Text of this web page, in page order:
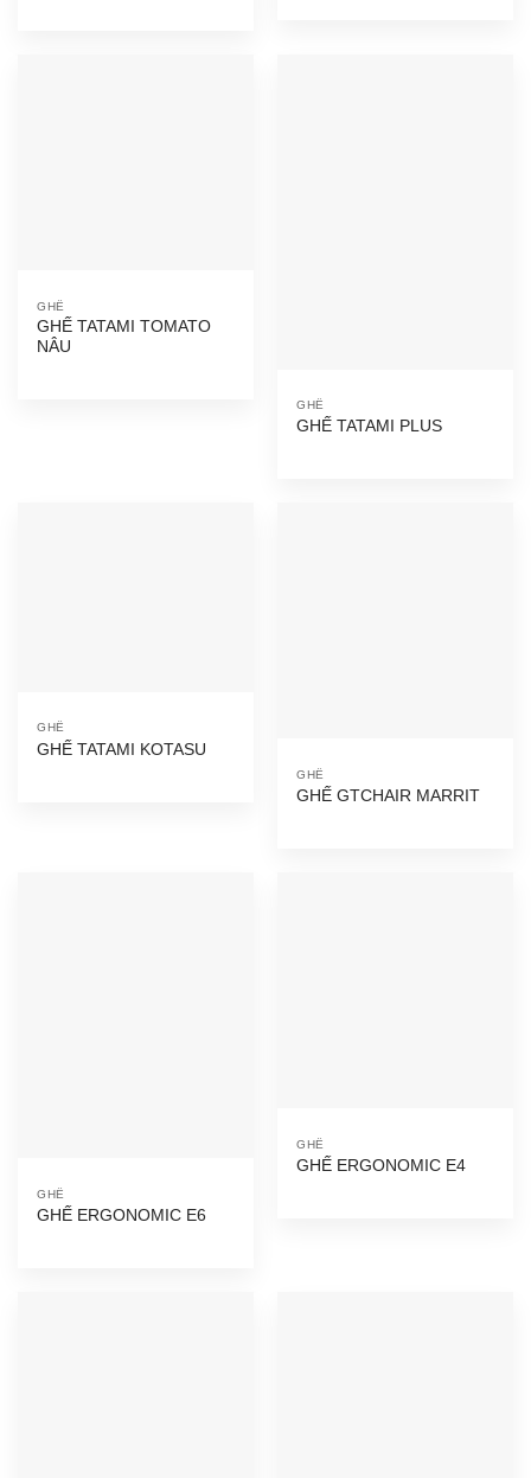
GHẾ
GHẾ TATAMI TOMATO
NÂU
GHẾ
GHẾ TATAMI PLUS
GHẾ
GHẾ TATAMI KOTASU
GHẾ
GHẾ GTCHAIR MARRIT
GHẾ
GHẾ ERGONOMIC E6
GHẾ
GHẾ ERGONOMIC E4